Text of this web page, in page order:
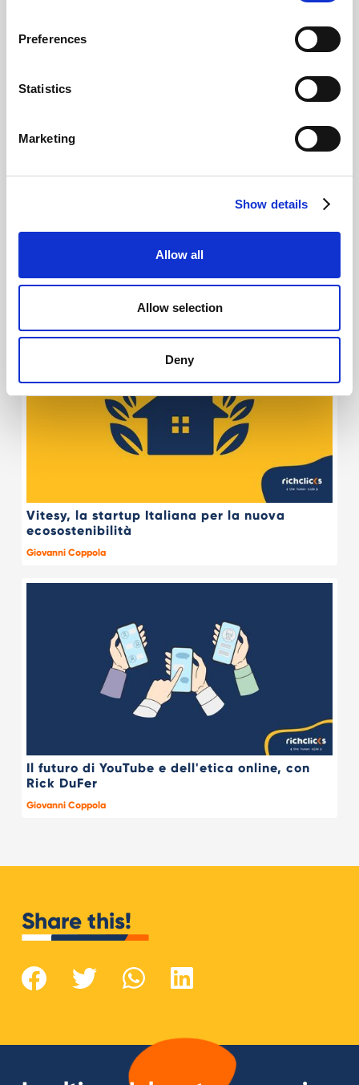
Preferences
Statistics
Marketing
Show details
Allow all
Allow selection
Deny
Come funziona il marketing di NordVPN
Italia?
Vitesy, la startup Italiana per la nuova
ecosostenibilità
Giovanni Coppola
Il futuro di YouTube e dell'etica online, con
Rick DuFer
Giovanni Coppola
Share this!